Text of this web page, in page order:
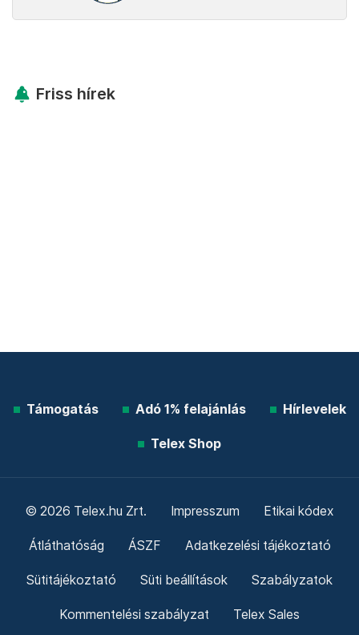
Friss hírek
Támogatás Adó 1% felajánlás Hírlevelek
Telex Shop
© 2026 Telex.hu Zrt. Impresszum Etikai kódex
Átláthatóság ÁSZF Adatkezelési tájékoztató
Sütitájékoztató Süti beállítások Szabályzatok
Kommentelési szabályzat Telex Sales